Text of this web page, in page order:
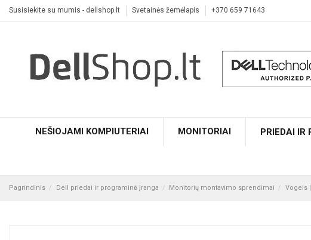
Susisiekite su mumis - dellshop.lt Svetainės žemėlapis +370 659 71643
NEŠIOJAMI KOMPIUTERIAI MONITORIAI PRIEDAI IR
Pagrindinis Dell priedai ir programinė įranga Monitorių montavimo sprendimai Vogels